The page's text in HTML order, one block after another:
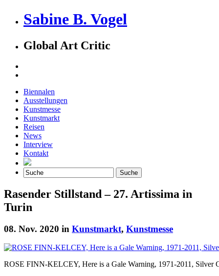
Sabine B. Vogel
Global Art Critic
Biennalen
Ausstellungen
Kunstmesse
Kunstmarkt
Reisen
News
Interview
Kontakt
Rasender Stillstand – 27. Artissima in
Turin
08. Nov. 2020 in Kunstmarkt, Kunstmesse
ROSE FINN-KELCEY, Here is a Gale Warning, 1971-2011, Silver